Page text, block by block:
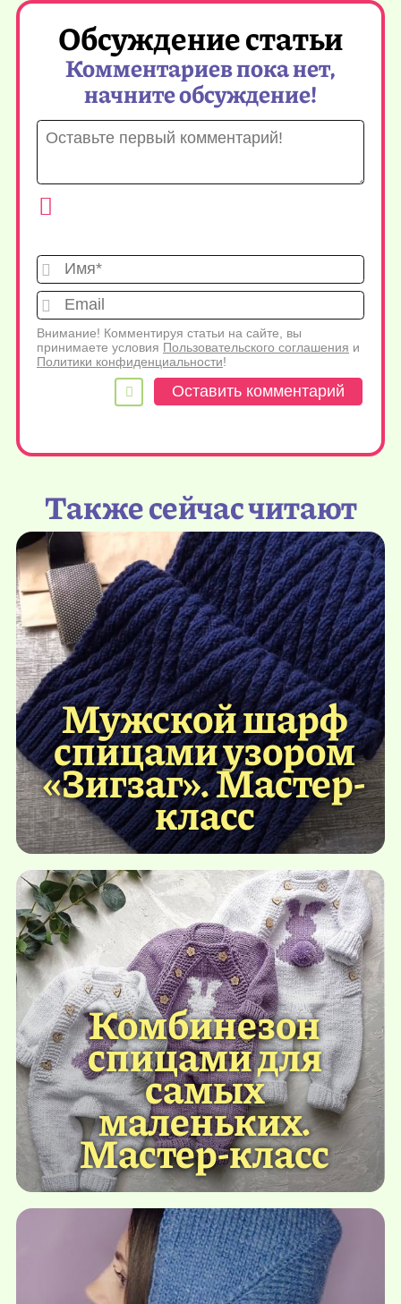
Обсуждение статьи
Комментариев пока нет,
начните обсуждение!
Имя*
Внимание! Комментируя статьи на сайте, вы
принимаете условия Пользовательского соглашения и
Политики конфиденциальности!
Также сейчас читают
Мужской шарф
спицами узором
«Зигзаг». Мастер-
класс
Комбинезон
спицами для
самых
маленьких.
Мастер-класс